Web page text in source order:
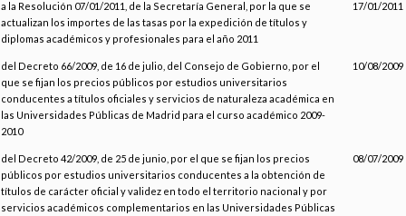
a la Resolución 07/01/2011, de la Secretaría General, por la que se
actualizan los importes de las tasas por la expedición de títulos y
diplomas académicos y profesionales para el año 2011
17/01/2011
del Decreto 66/2009, de 16 de julio, del Consejo de Gobierno, por el
que se fijan los precios públicos por estudios universitarios
conducentes a títulos oficiales y servicios de naturaleza académica en
las Universidades Públicas de Madrid para el curso académico 2009-
2010
10/08/2009
del Decreto 42/2009, de 25 de junio, por el que se fijan los precios
públicos por estudios universitarios conducentes a la obtención de
títulos de carácter oficial y validez en todo el territorio nacional y por
servicios académicos complementarios en las Universidades Públicas
08/07/2009